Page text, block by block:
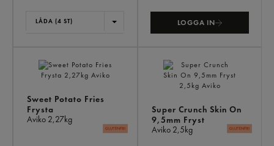
LÅDA (4 ST) LOGGA IN
Sweet Potato Fries
Frysta
Aviko 2,27kg
Super Crunch Skin On
9,5mm Fryst
Aviko 2,5kg